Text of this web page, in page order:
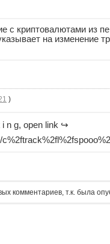
с криптовалютами из
на изменение
)
n g, open link ↪
комментариев, т.к. была